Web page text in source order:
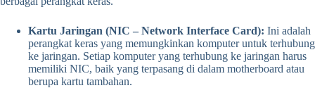
Kartu Jaringan (NIC – Network Interface Card): Ini adalah
perangkat keras yang memungkinkan komputer untuk terhubung
ke jaringan. Setiap komputer yang terhubung ke jaringan harus
memiliki NIC, baik yang terpasang di dalam motherboard atau
berupa kartu tambahan.